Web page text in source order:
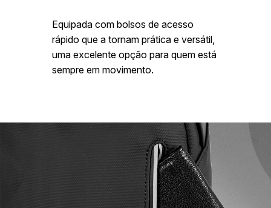
Equipada com bolsos de acesso
rápido que a tornam prática e versátil,
uma excelente opção para quem está
sempre em movimento.